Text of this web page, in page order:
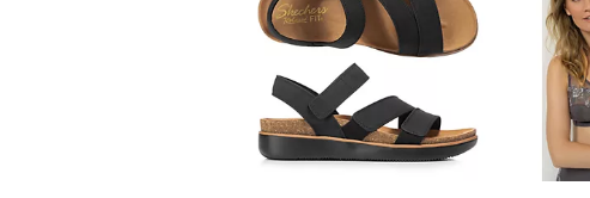
Touch-
Geräten
nach
links
bzw.